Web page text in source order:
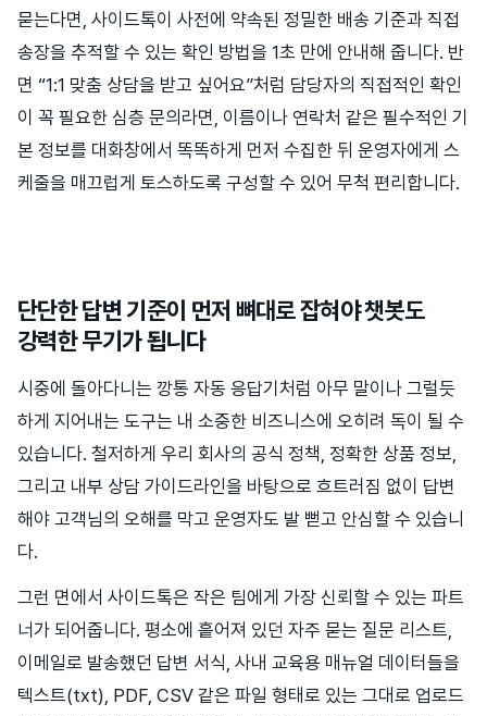
묻는다면, 사이드톡이 사전에 약속된 정밀한 배송 기준과 직접
송장을 추적할 수 있는 확인 방법을 1초 만에 안내해 줍니다. 반
면 “1:1 맞춤 상담을 받고 싶어요”처럼 담당자의 직접적인 확인
이 꼭 필요한 심층 문의라면, 이름이나 연락처 같은 필수적인 기
본 정보를 대화창에서 똑똑하게 먼저 수집한 뒤 운영자에게 스
케줄을 매끄럽게 토스하도록 구성할 수 있어 무척 편리합니다.
단단한 답변 기준이 먼저 뼈대로 잡혀야 챗봇도
강력한 무기가 됩니다
시중에 돌아다니는 깡통 자동 응답기처럼 아무 말이나 그럴듯
하게 지어내는 도구는 내 소중한 비즈니스에 오히려 독이 될 수
있습니다. 철저하게 우리 회사의 공식 정책, 정확한 상품 정보,
그리고 내부 상담 가이드라인을 바탕으로 흐트러짐 없이 답변
해야 고객님의 오해를 막고 운영자도 발 뻗고 안심할 수 있습니
다.
그런 면에서 사이드톡은 작은 팀에게 가장 신뢰할 수 있는 파트
너가 되어줍니다. 평소에 흩어져 있던 자주 묻는 질문 리스트,
이메일로 발송했던 답변 서식, 사내 교육용 매뉴얼 데이터들을
텍스트(txt), PDF, CSV 같은 파일 형태로 있는 그대로 업로드